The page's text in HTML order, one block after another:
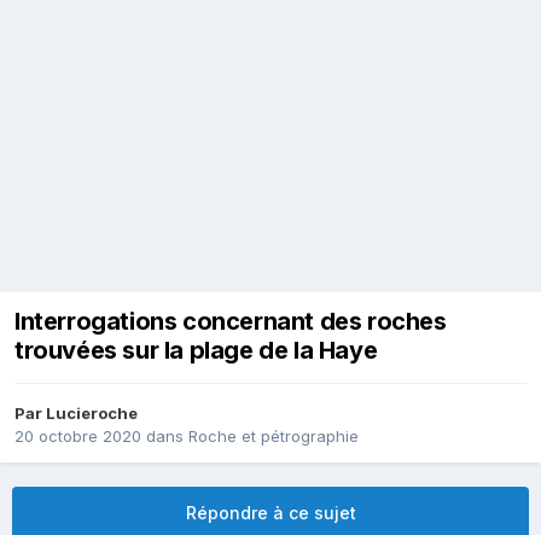
Interrogations concernant des roches
trouvées sur la plage de la Haye
Par Lucieroche
20 octobre 2020 dans Roche et pétrographie
Répondre à ce sujet